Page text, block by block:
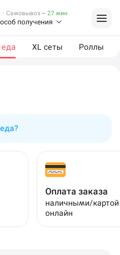
получения
· Самовывоз ~ 27 мин
еда XL сеты Роллы
Оплата заказа
наличными/
онлайн